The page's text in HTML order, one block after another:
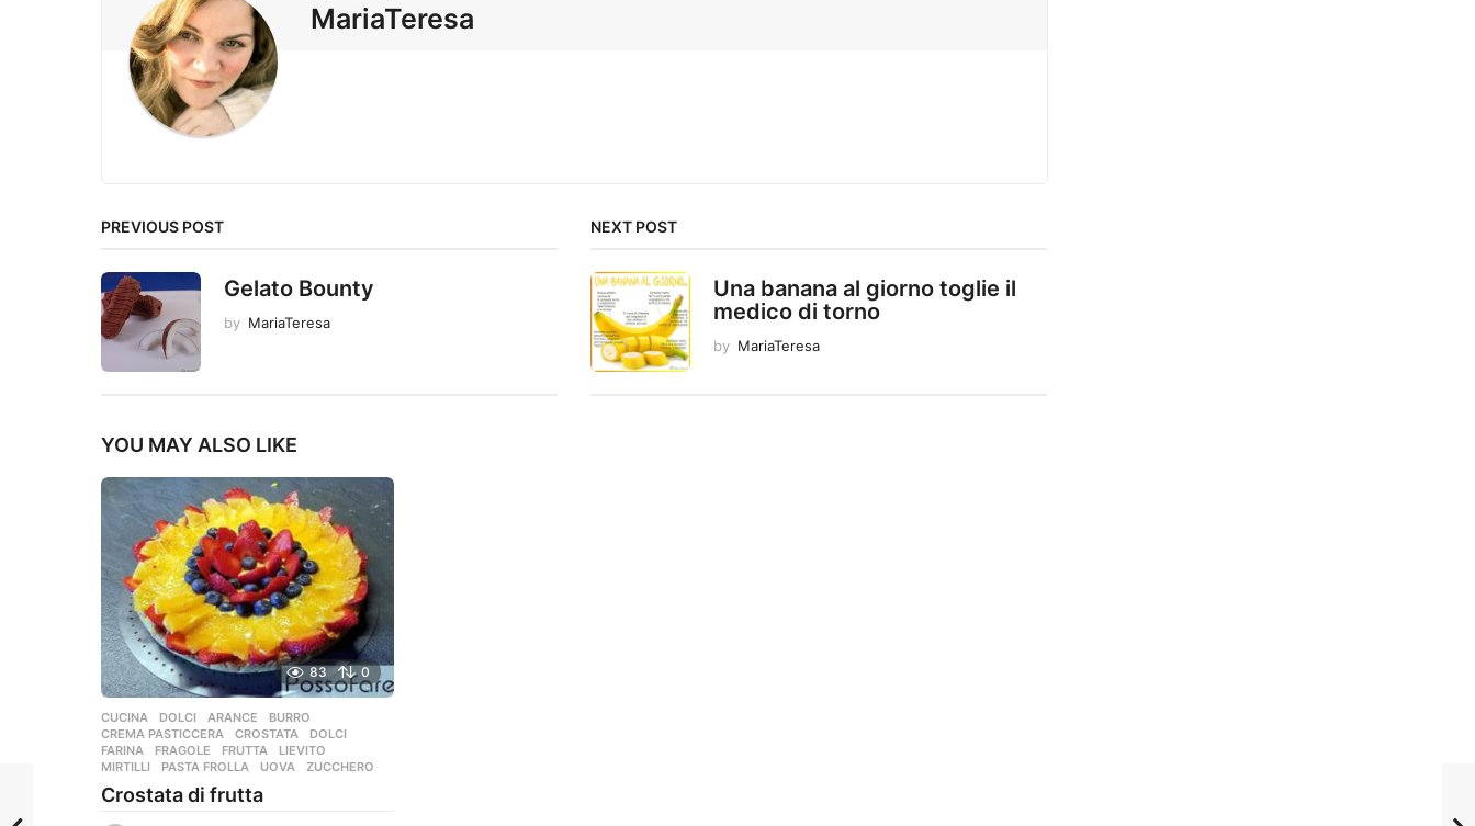
MariaTeresa
PREVIOUS POST
Gelato Bounty
by MariaTeresa
NEXT POST
Una banana al giorno toglie il
medico di torno
by MariaTeresa
YOU MAY ALSO LIKE
83 0
CUCINA ,DOLCI ARANCE ,BURRO
CREMA PASTICCERA
,CROSTATA ,DOLCI
FARINA
,FRAGOLE ,FRUTTA ,LIEVITO
MIRTILLI
,PASTA FROLLA ,UOVA ,ZUCCHERO
Crostata di frutta